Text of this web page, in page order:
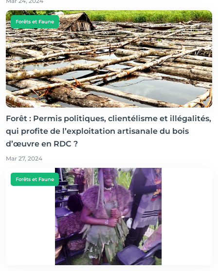
Forêts et Faune
Forêt : Permis politiques, clientélisme et illégalités,
qui profite de l’exploitation artisanale du bois
d’œuvre en RDC ?
Mar 27, 2024
Forêts et Faune